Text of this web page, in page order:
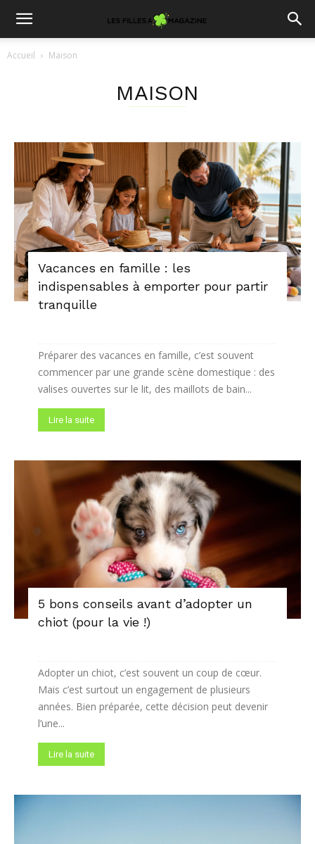
Accueil Maison
MAISON
Vacances en famille : les
indispensables à emporter pour partir
tranquille
Préparer des vacances en famille, c’est souvent
commencer par une grande scène domestique : des
valises ouvertes sur le lit, des maillots de bain...
Lire la suite
5 bons conseils avant d’adopter un
chiot (pour la vie !)
Adopter un chiot, c’est souvent un coup de cœur.
Mais c’est surtout un engagement de plusieurs
années. Bien préparée, cette décision peut devenir
l’une...
Lire la suite